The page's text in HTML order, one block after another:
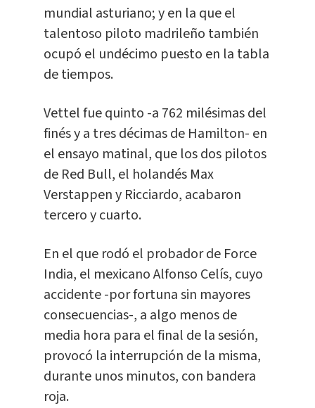
mundial asturiano; y en la que el
talentoso piloto madrileño también
ocupó el undécimo puesto en la tabla
de tiempos.
Vettel fue quinto -a 762 milésimas del
finés y a tres décimas de Hamilton- en
el ensayo matinal, que los dos pilotos
de Red Bull, el holandés Max
Verstappen y Ricciardo, acabaron
tercero y cuarto.
En el que rodó el probador de Force
India, el mexicano Alfonso Celís, cuyo
accidente -por fortuna sin mayores
consecuencias-, a algo menos de
media hora para el final de la sesión,
provocó la interrupción de la misma,
durante unos minutos, con bandera
roja.